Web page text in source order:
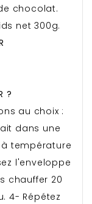
chocolat.
net 300g.
?
au choix :
dans une
température
l'enveloppe
chauffer 20
4- Répétez